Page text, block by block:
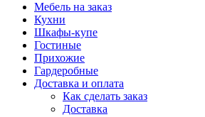
Мебель на заказ
Кухни
Шкафы-купе
Гостиные
Прихожие
Гардеробные
Доставка и оплата
Как сделать заказ
Доставка